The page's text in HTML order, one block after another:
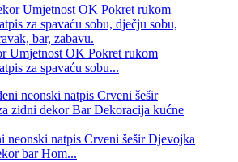
Umjetnost OK Pokret rukom
za spavaću sobu...
neonski natpis Crveni šešir Djevojka
bar Hom...